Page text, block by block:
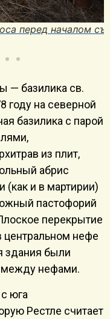
началом съёмки
— базилика св.
году на северной
базилика с парой
из плит,
абрис
и в мартирии)
пастофорий
перекрытие
центральном нефе
здания были
нефами.
юга
Рестле считает